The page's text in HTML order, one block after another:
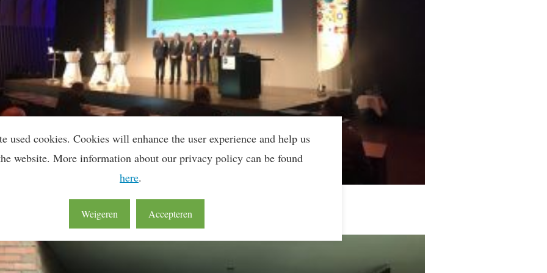
used cookies. Cookies will enhance the user experience and help us
website. More information about our privacy policy can be found
here.
Weigeren Accepteren